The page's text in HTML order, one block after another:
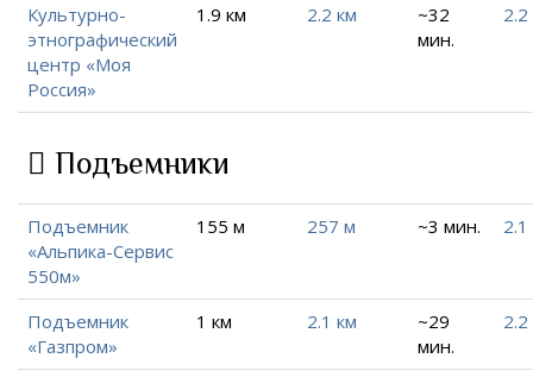
Культурно-
этнографический
центр «Моя
Россия»
1.9 км 2.2 км
~32
мин.
Подъемники
Подъемник
«Альпика-Сервис
550м»
155 м 257 м ~3 мин.
Подъемник
«Газпром»
1 км 2.1 км
~29
мин.